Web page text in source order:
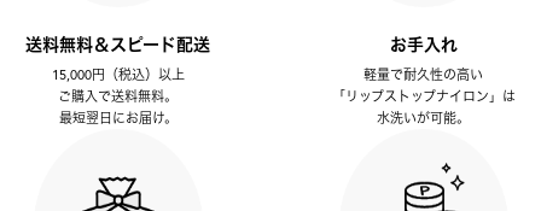
送料無料＆スピード配送
15,000円（税込）以上
ご購入で送料無料。
最短翌日にお届け。
お手入れ
軽量で耐久性の高い
「リップストップナイロン」は
水洗いが可能。